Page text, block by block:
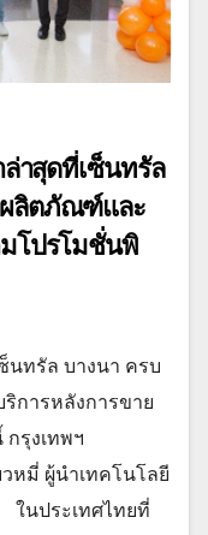
าสุดที่เซ็นทรัล
ผลิตภัณฑ์และ
โปรโมชั่นพิ
นทรัล บางนา ครบ
การหลังการขาย
รุงเทพฯ
วหมี่ ผู้นำเทคโนโลยี
ในประเทศไทยที่